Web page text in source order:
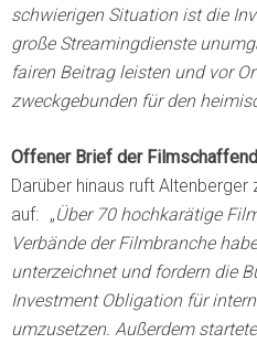
schwierigen Situation ist die
große Streamingdienste
fairen Beitrag leisten und vor
zweckgebunden für den
Offener Brief der
Darüber hinaus ruft Altenberger
auf: „Über 70 hochkarätige
Verbände der Filmbranche
unterzeichnet und fordern die
Investment Obligation für
umzusetzen. Außerdem